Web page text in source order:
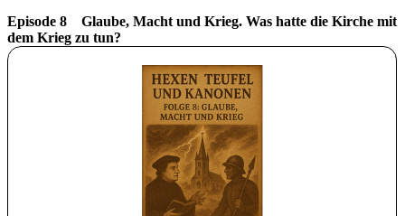
Episode 8 Glaube, Macht und Krieg. Was hatte die Kirche mit
dem Krieg zu tun?